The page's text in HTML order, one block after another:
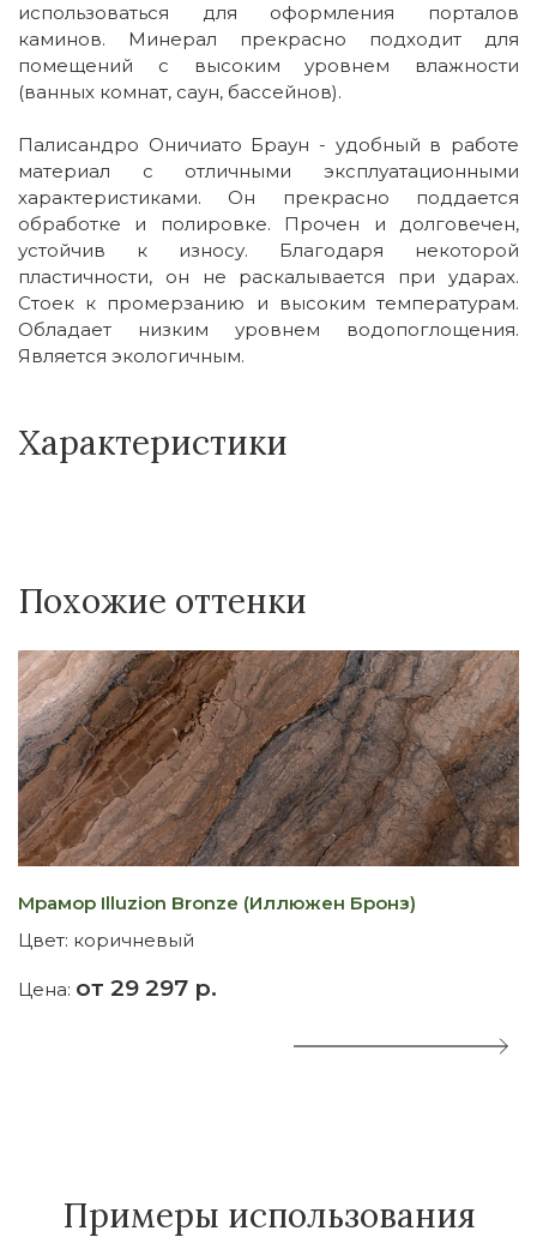
использоваться для оформления порталов
каминов. Минерал прекрасно подходит для
помещений с высоким уровнем влажности
(ванных комнат, саун, бассейнов).
Палисандро Оничиато Браун - удобный в работе
материал с отличными эксплуатационными
характеристиками. Он прекрасно поддается
обработке и полировке. Прочен и долговечен,
устойчив к износу. Благодаря некоторой
пластичности, он не раскалывается при ударах.
Стоек к промерзанию и высоким температурам.
Обладает низким уровнем водопоглощения.
Является экологичным.
Характеристики
Похожие оттенки
Мрамор Illuzion Bronze (Иллюжен Бронз)
Цвет: коричневый
Цена: от 29 297 р.
Примеры использования